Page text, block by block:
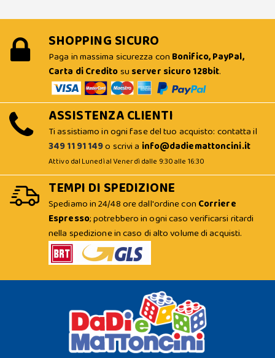
SHOPPING SICURO
Paga in massima sicurezza con Bonifico, PayPal,
Carta di Creditosu server sicuro 128bit.
ASSISTENZA CLIENTI
Ti assistiamo in ogni fase del tuo acquisto: contatta il
349 11 91 149o scrivi a info@dadiemattoncini.it
Attivo dal Lunedì al Venerdì dalle 9:30 alle 16:30
TEMPI DI SPEDIZIONE
Spediamo in 24/48 ore dall'ordine con Corriere
Espresso; potrebbero in ogni caso verificarsi ritardi
nella spedizione in caso di alto volume di acquisti.